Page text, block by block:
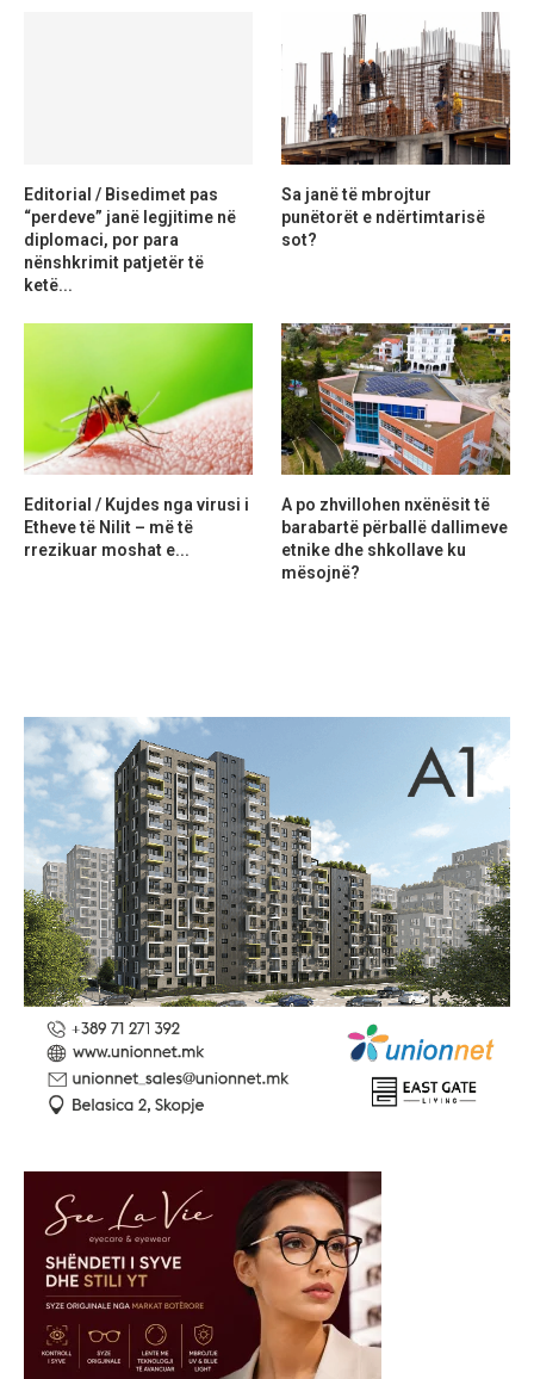
Editorial / Bisedimet pas
“perdeve” janë legjitime në
diplomaci, por para
nënshkrimit patjetër të
ketë...
Sa janë të mbrojtur
punëtorët e ndërtimtarisë
sot?
Editorial / Kujdes nga virusi i
Etheve të Nilit – më të
rrezikuar moshat e...
A po zhvillohen nxënësit të
barabartë përballë dallimeve
etnike dhe shkollave ku
mësojnë?